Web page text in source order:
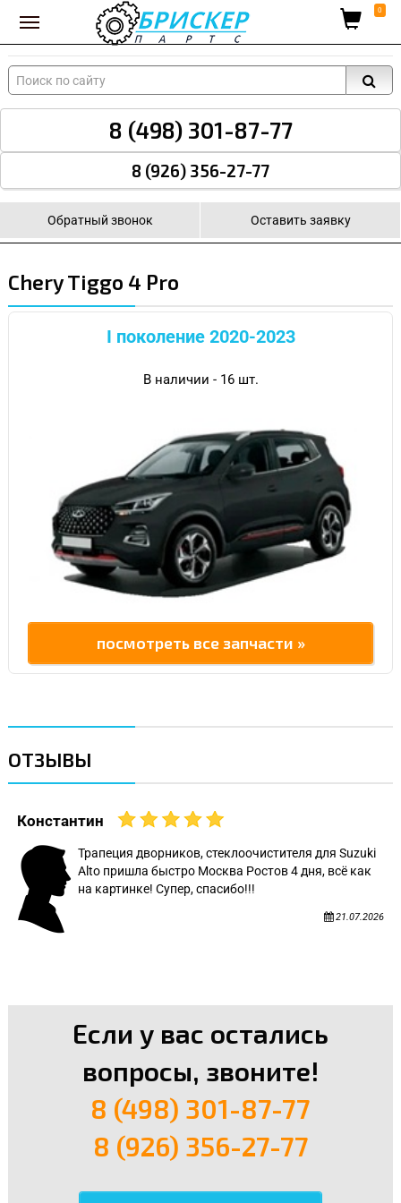
Вход для поставщиков 0
8 (498) 301-87-77
8 (926) 356-27-77
Обратный звонок Оставить заявку
Chery Tiggo 4 Pro
I поколение 2020-2023
В наличии - 16 шт.
посмотреть все запчасти »
ОТЗЫВЫ
Константин
Трапеция дворников, стеклоочистителя для Suzuki
Alto пришла быстро Москва Ростов 4 дня, всё как
на картинке! Супер, спасибо!!!
21.07.2026
Если у вас остались
вопросы, звоните!
8 (498) 301-87-77
8 (926) 356-27-77